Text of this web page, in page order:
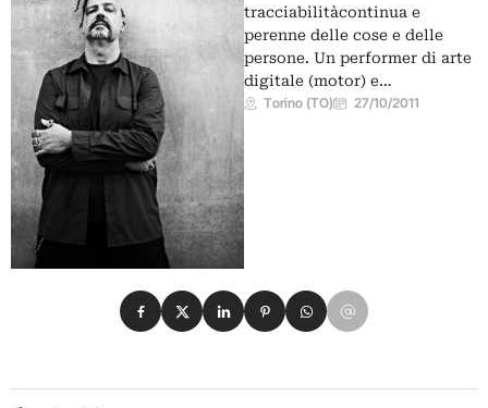
tracciabilitàcontinua e
perenne delle cose e delle
persone. Un performer di arte
digitale (motor) e…
Torino (TO) 27/10/2011
Condividi su Facebook
Condividi su X
Condividi su LinkedIn
Condividi su Pinterest
Condividi su WhatsApp
Condividi su Email